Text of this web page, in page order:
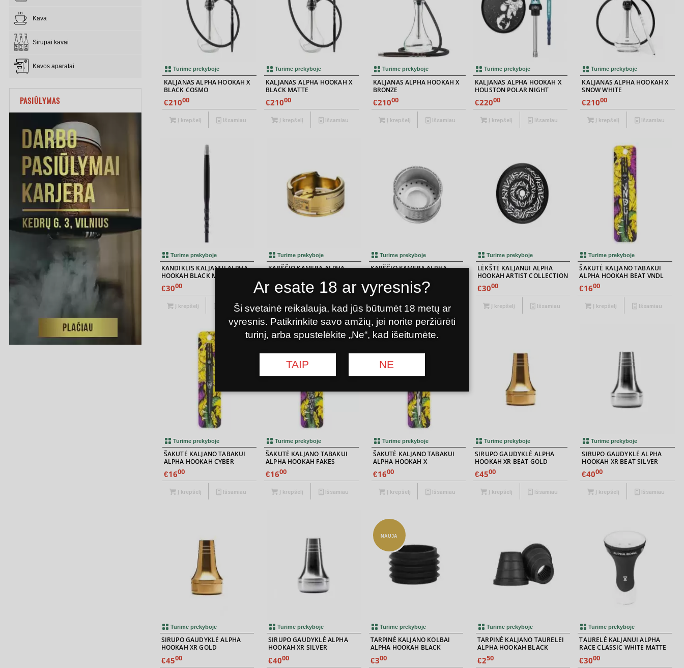
Kava
Sirupai kavai
Kavos aparatai
PASIŪLYMAS
5.00
Turime prekyboje
KALJANAS ALPHA HOOKAH X
BLACK COSMO
€21000
Į krepšelį Išsamiau
Turime prekyboje
KALJANAS ALPHA HOOKAH X
BLACK MATTE
€21000
Į krepšelį Išsamiau
Turime prekyboje
KALJANAS ALPHA HOOKAH X
BRONZE
€21000
Į krepšelį Išsamiau
5.00
Turime prekyboje
KALJANAS ALPHA HOOKAH X
HOUSTON POLAR NIGHT
€22000
Į krepšelį Išsamiau
Turime prekyboje
KALJANAS ALPHA HOOKAH X
SNOW WHITE
€21000
Į krepšelį Išsamiau
Turime prekyboje
KANDIKLIS KALJANUI ALPHA
HOOKAH BLACK MATTE
€3000
Į krepšelį Išsamiau
5.00
Turime prekyboje
KARŠČIO KAMERA ALPHA
€
6000
Į krepšelį Išsamiau
Turime prekyboje
KARŠČIO KAMERA ALPHA
€3500
Į krepšelį Išsamiau
Turime prekyboje
LĖKŠTĖ KALJANUI ALPHA
HOOKAH ARTIST COLLECTION
€3000
Į krepšelį Išsamiau
Turime prekyboje
ŠAKUTĖ KALJANO TABAKUI
ALPHA HOOKAH BEAT VNDL
€1600
Į krepšelį Išsamiau
Turime prekyboje
ŠAKUTĖ KALJANO TABAKUI
ALPHA HOOKAH CYBER
€1600
Į krepšelį Išsamiau
Turime prekyboje
ŠAKUTĖ KALJANO TABAKUI
ALPHA HOOKAH FAKES
€1600
Į krepšelį Išsamiau
Turime prekyboje
ŠAKUTĖ KALJANO TABAKUI
ALPHA HOOKAH X
€1600
Į krepšelį Išsamiau
Turime prekyboje
SIRUPO GAUDYKLĖ ALPHA
HOOKAH XR BEAT GOLD
€4500
Į krepšelį Išsamiau
Turime prekyboje
SIRUPO GAUDYKLĖ ALPHA
HOOKAH XR BEAT SILVER
€4000
Į krepšelį Išsamiau
Turime prekyboje
SIRUPO GAUDYKLĖ ALPHA
HOOKAH XR GOLD
€4500
Turime prekyboje
SIRUPO GAUDYKLĖ ALPHA
HOOKAH XR SILVER
€4000
Turime prekyboje
NAUJA
TARPINĖ KALJANO KOLBAI
ALPHA HOOKAH BLACK
€300
Turime prekyboje
TARPINĖ KALJANO TAURELEI
ALPHA HOOKAH BLACK
€250
Turime prekyboje
TAURELĖ KALJANUI ALPHA
RACE CLASSIC WHITE MATTE
€3000
Ar esate 18 ar vyresnis?
Ši svetainė reikalauja, kad jūs būtumėt 18 metų ar
vyresnis. Patikrinkite savo amžių, jei norite peržiūrėti
turinį, arba spustelėkite „Ne“, kad išeitumėte.
TAIP NE